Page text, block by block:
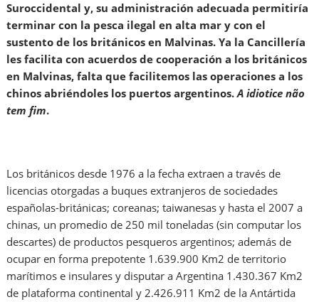
Suroccidental y, su administración adecuada permitiría
terminar con la pesca ilegal en alta mar y con el
sustento de los británicos en Malvinas. Ya la Cancillería
les facilita con acuerdos de cooperación a los británicos
en Malvinas, falta que facilitemos las operaciones a los
chinos abriéndoles los puertos argentinos.A idiotice não
tem fim.
Los británicos desde 1976 a la fecha extraen a través de
licencias otorgadas a buques extranjeros de sociedades
españolas-británicas; coreanas; taiwanesas y hasta el 2007 a
chinas, un promedio de 250 mil toneladas (sin computar los
descartes) de productos pesqueros argentinos; además de
ocupar en forma prepotente 1.639.900 Km2 de territorio
marítimos e insulares y disputar a Argentina 1.430.367 Km2
de plataforma continental y 2.426.911 Km2 de la Antártida